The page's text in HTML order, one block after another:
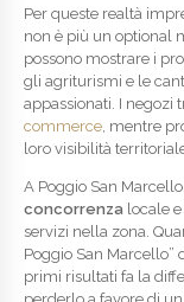
Per queste realtà
non è più un optional
possono mostrare i
gli agriturismi e le
appassionati. I negozi
commerce , mentre
loro visibilità
A Poggio San
concorrenza locale
servizi nella zona.
Poggio San Marcello”
primi risultati fa la